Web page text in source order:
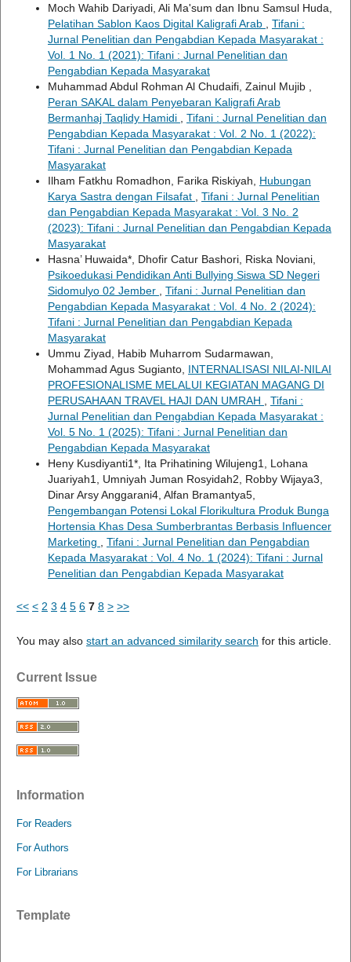
Moch Wahib Dariyadi, Ali Ma'sum dan Ibnu Samsul Huda,
Pelatihan Sablon Kaos Digital Kaligrafi Arab
Tifani :
Jurnal Penelitian dan Pengabdian Kepada Masyarakat :
Vol. 1 No. 1 (2021): Tifani : Jurnal Penelitian dan
Pengabdian Kepada Masyarakat
Muhammad Abdul Rohman Al Chudaifi, Zainul Mujib ,
Peran SAKAL dalam Penyebaran Kaligrafi Arab
Bermanhaj Taqlidy Hamidi
Tifani : Jurnal Penelitian dan
Pengabdian Kepada Masyarakat : Vol. 2 No. 1 (2022):
Tifani : Jurnal Penelitian dan Pengabdian Kepada
Masyarakat
Ilham Fatkhu Romadhon, Farika Riskiyah, Hubungan
Karya Sastra dengan Filsafat
Tifani : Jurnal Penelitian
dan Pengabdian Kepada Masyarakat : Vol. 3 No. 2
(2023): Tifani : Jurnal Penelitian dan Pengabdian Kepada
Masyarakat
Hasna’ Huwaida*, Dhofir Catur Bashori, Riska Noviani,
Psikoedukasi Pendidikan Anti Bullying Siswa SD Negeri
Sidomulyo 02 Jember
Tifani : Jurnal Penelitian dan
Pengabdian Kepada Masyarakat : Vol. 4 No. 2 (2024):
Tifani : Jurnal Penelitian dan Pengabdian Kepada
Masyarakat
Ummu Ziyad, Habib Muharrom Sudarmawan,
Mohammad Agus Sugianto, INTERNALISASI NILAI-NILAI
PROFESIONALISME MELALUI KEGIATAN MAGANG DI
PERUSAHAAN TRAVEL HAJI DAN UMRAH
Tifani :
Jurnal Penelitian dan Pengabdian Kepada Masyarakat :
Vol. 5 No. 1 (2025): Tifani : Jurnal Penelitian dan
Pengabdian Kepada Masyarakat
Heny Kusdiyanti1*, Ita Prihatining Wilujeng1, Lohana
Juariyah1, Umniyah Juman Rosyidah2, Robby Wijaya3,
Dinar Arsy Anggarani4, Alfan Bramantya5,
Pengembangan Potensi Lokal Florikultura Produk Bunga
Hortensia Khas Desa Sumberbrantas Berbasis Influencer
Marketing
Tifani : Jurnal Penelitian dan Pengabdian
Kepada Masyarakat : Vol. 4 No. 1 (2024): Tifani : Jurnal
Penelitian dan Pengabdian Kepada Masyarakat
<< < 2 3 4 5 6 7 8 > >>
You may also start an advanced similarity search for this article.
Current Issue
Information
For Readers
For Authors
For Librarians
Template